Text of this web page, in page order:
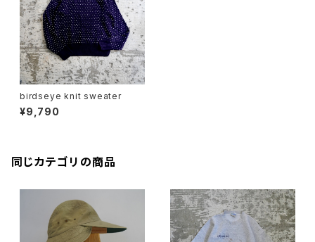
birdseye knit sweater
¥9,790
同じカテゴリの商品